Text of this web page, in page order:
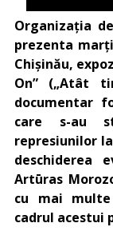
Organizația
prezenta
Chișinău,
On” („Atât
documentar
care s-au
represiunilor
deschiderea
Artūras
cu mai
cadrul acestui